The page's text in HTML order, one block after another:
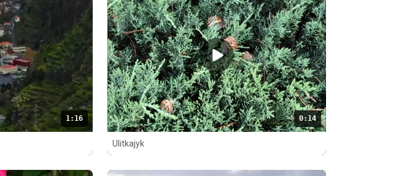
1:16 0:14
Ulitkajyk